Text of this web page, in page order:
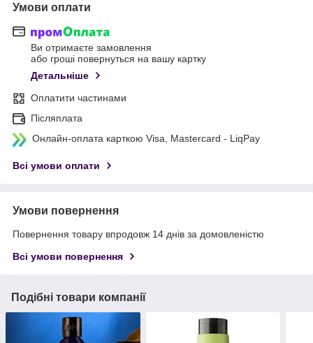
Умови оплати
Ви отримаєте замовлення
або гроші повернуться на вашу картку
Детальніше
Оплатити частинами
Післяплата
Онлайн-оплата карткою Visa, Mastercard - LiqPay
Всі умови оплати
Умови повернення
Повернення товару впродовж 14 днів за домовленістю
Всі умови повернення
Подібні товари компанії